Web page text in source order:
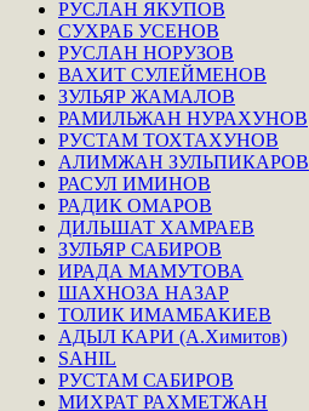
РУСЛАН ЯКУПОВ
СУХРАБ УСЕНОВ
РУСЛАН НОРУЗОВ
ВАХИТ СУЛЕЙМЕНОВ
ЗУЛЬЯР ЖАМАЛОВ
РАМИЛЬЖАН НУРАХУНОВ
РУСТАМ ТОХТАХУНОВ
АЛИМЖАН ЗУЛЬПИКАРОВ
РАСУЛ ИМИНОВ
РАДИК ОМАРОВ
ДИЛЬШАТ ХАМРАЕВ
ЗУЛЬЯР САБИРОВ
ИРАДА МАМУТОВА
ШАХНОЗА НАЗАР
ТОЛИК ИМАМБАКИЕВ
АДЫЛ КАРИ (А.Химитов)
SAHIL
РУСТАМ САБИРОВ
МИХРАТ РАХМЕТЖАН